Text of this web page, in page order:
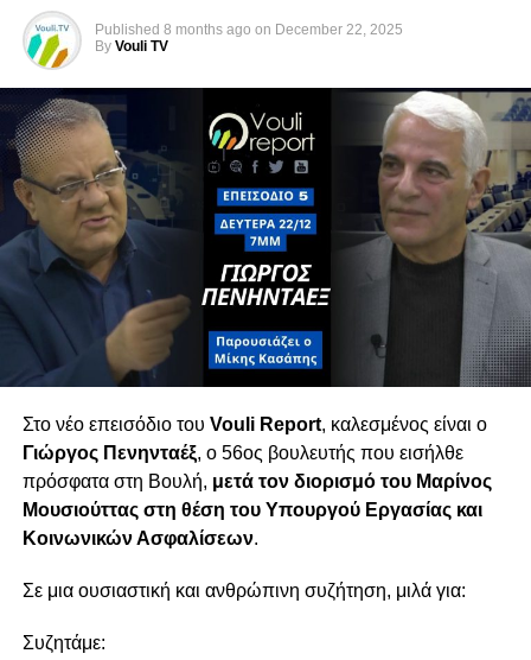
Ακρίβεια, Τράπεζες & Πολιτικό Σκηνικό
καθημερινότητας: ακρίβεια, υπερκέρδη
τραπεζών και πίεση στα νοικοκυριά. Παράλληλα,
σχολιάζεται το ρευστό πολιτικό σκηνικό λίγο
πριν τις εκλογές, με την είσοδο νέων κομμάτων
που — όπως όλα δείχνουν — θα διαμορφώσουν
τον νέο κοινοβουλευτικό χάρτη.
Τετάρτη 18/02 στις 6μμ
Published 8 months ago on December 22, 2025
By Vouli TV
Στο νέο επεισόδιο του Vouli Report, καλεσμένος είναι ο
Γιώργος Πενηνταέξ, ο 56ος βουλευτής που εισήλθε
πρόσφατα στη Βουλή, μετά τον διορισμό του Μαρίνος
Μουσιούτταςστη θέση του Υπουργού Εργασίας και
Κοινωνικών Ασφαλίσεων.
Σε μια ουσιαστική και ανθρώπινη συζήτηση, μιλά για:
Συζητάμε: